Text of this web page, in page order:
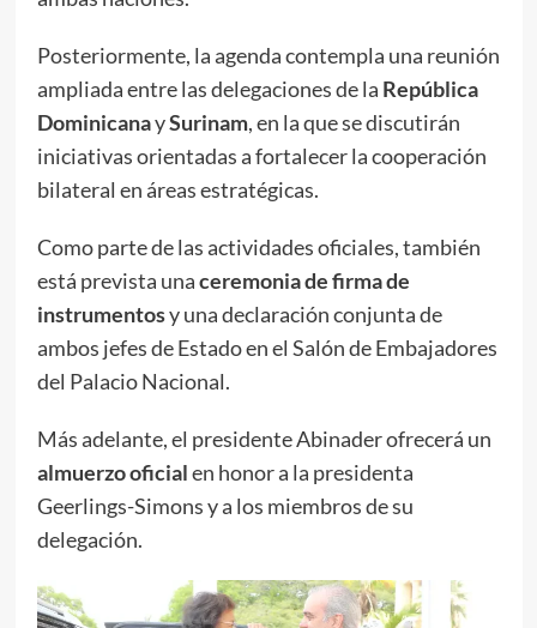
Posteriormente, la agenda contempla una reunión
ampliada entre las delegaciones de la República
DominicanaySurinam, en la que se discutirán
iniciativas orientadas a fortalecer la cooperación
bilateral en áreas estratégicas.
Como parte de las actividades oficiales, también
está prevista unaceremonia de firma de
instrumentosy una declaración conjunta de
ambos jefes de Estado en el Salón de Embajadores
del Palacio Nacional.
Más adelante, el presidente Abinader ofrecerá un
almuerzo oficialen honor a la presidenta
Geerlings-Simons y a los miembros de su
delegación.